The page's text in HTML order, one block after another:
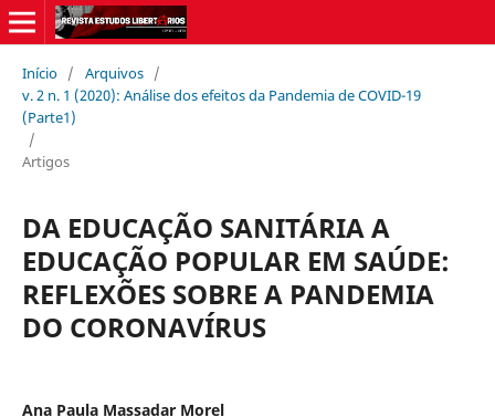
Início / Arquivos /
v. 2 n. 1 (2020): Análise dos efeitos da Pandemia de COVID-19
(Parte1)
/
Artigos
DA EDUCAÇÃO SANITÁRIA A
EDUCAÇÃO POPULAR EM SAÚDE:
REFLEXÕES SOBRE A PANDEMIA
DO CORONAVÍRUS
Ana Paula Massadar Morel